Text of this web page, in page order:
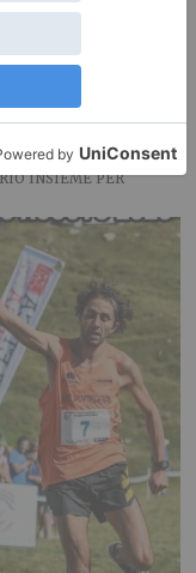
per la ricerca
ALLEGRA
INSIEME PER